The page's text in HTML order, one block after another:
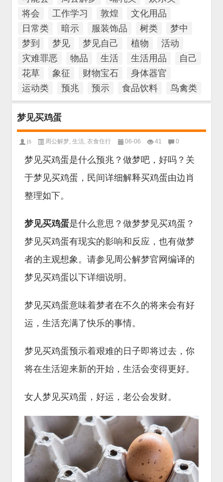
将会
工作学习 敦煌
文化用品
日常类
暗示 服装饰品 树类
梦中
梦到
梦见 梦见自己 植物
活动
灾难罪恶
物品 生活 生活用品
自己
花草
象征 财物宝石
身体器官
运动类
预兆 预示 食品饮料 鸟禽类
梦见买鸡蛋
js 周公解梦, 生活, 衣食住行 06-06 41 0
梦见买鸡蛋是什么预兆？做梦吧，好吗？关
于梦见买鸡蛋，民间详细解释买鸡蛋由边肖
整理如下。
梦见买鸡蛋是什么意思？做梦梦见买鸡蛋？
梦见买鸡蛋有现实的影响和反应，也有做梦
者的主观想象。请参见周公解梦官网编译的
梦见买鸡蛋以下详细说明。
梦见买鸡蛋意味着梦者在不久的将来会有好
运，生活充满了快乐的事情。
梦见买鸡蛋预示着艰难的日子即将过去，你
将在生活迎来新的开始，生活会变得更好。
女人梦见买鸡蛋，好运，老公会发财。